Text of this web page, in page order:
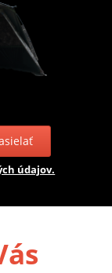
údajov.